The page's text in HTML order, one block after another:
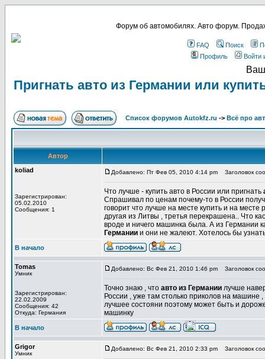
Форум об автомобилях. Авто форум.
FAQ Поиск
Профиль
Войти
Пригнать авто из Германии или
Список форумов Autokfz.ru -> Всё про
Автор
koliad
Зарегистрирован:
05.02.2010
Сообщения: 1
Добавлено: Пт Фев 05, 2010 4:14 pm Заголовок
Что лучше - купить авто в России или пригнать
Спрашивал по ценам почему-то в России
говорит что лучше на месте купить и на
другая из Литвы , третья перекрашена.. Что
вроде и ничего машинка была. А из Германии
Германии и они не жалеют. Хотелось бы
В начало
Tomas
Умник
Зарегистрирован:
22.02.2009
Сообщения: 42
Откуда: Германия
Добавлено: Вс Фев 21, 2010 1:46 pm Заголовок
Точно знаю , что авто из Германии лучше
России , уже там столько приколов на машине
лучшее состояни поэтому может быть и
машинку
В начало
Grigor
Умник
Добавлено: Вс Фев 21, 2010 2:33 pm Заголовок